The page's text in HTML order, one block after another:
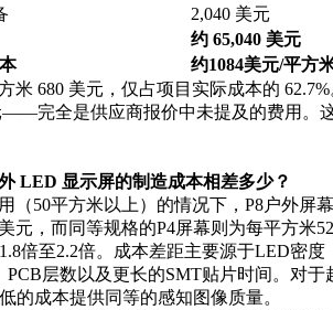
2,040 美元
约 65,040 美元
约1084美元/平方
米 680 美元，仅占项目实际成本的
——完全是供应商报价中未提及的费用。
LED 显示屏的制造成本相差多少？
（50平方米以上）的情况下，P8户外屏
元，而同等规格的P4屏幕则为每平方米
倍至2.2倍。成本差距主要源于LED密度
PCB层数以及更长的SMT贴片时间。对
的成本提供同等的感知图像质量。